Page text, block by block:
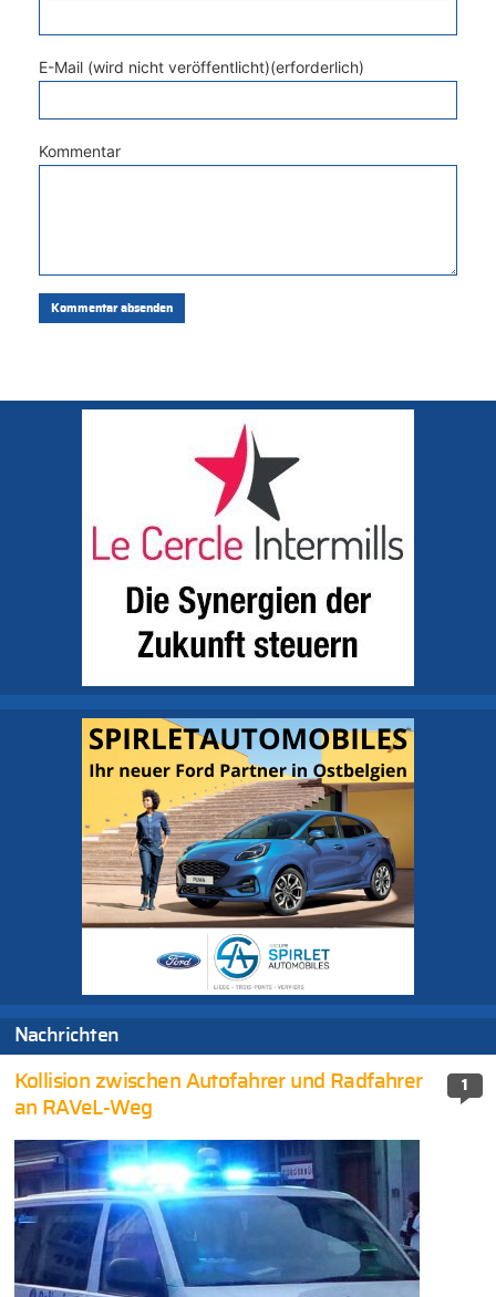
E-Mail (wird nicht veröffentlicht)(erforderlich)
Kommentar
Nachrichten
1
Kollision zwischen Autofahrer und Radfahrer
an RAVeL-Weg